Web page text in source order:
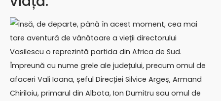
Însă, de departe, până în acest moment, cea mai
tare aventură de vânătoare a vieții directorului
Vasilescu o reprezintă partida din Africa de Sud.
Împreună cu nume grele ale județului, precum omul de
afaceri Vali Ioana, șeful Direcției Silvice Argeș, Armand
Chiriloiu, primarul din Albota, Ion Dumitru sau omul de